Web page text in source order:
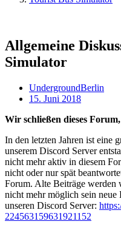
Allgemeine
Simulator
UndergroundBerlin
15. Juni 2018
Wir schließen dieses
In den letzten Jahren ist eine
unserem Discord Server
nicht mehr aktiv in diesem
nicht oder nur spät
Forum. Alte Beiträge werden
nicht mehr möglich sein
unseren Discord Server:
224563159631921152